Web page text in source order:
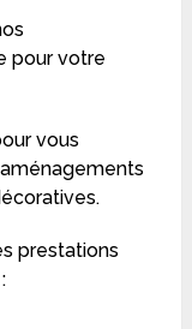
pour votre
vous
prestations